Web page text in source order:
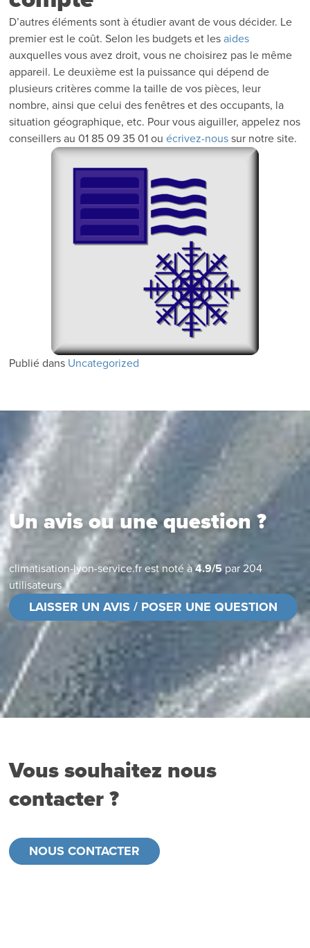
D’autres éléments sont à étudier avant de vous décider. Le
premier est le coût. Selon les budgets et lesaides
auxquelles vous avez droit, vous ne choisirez pas le même
appareil. Le deuxième est la puissance qui dépend de
plusieurs critères comme la taille de vos pièces, leur
nombre, ainsi que celui des fenêtres et des occupants, la
situation géographique, etc. Pour vous aiguiller, appelez nos
conseillers au 01 85 09 35 01 ouécrivez-nous sur notre site.
Publié dans Uncategorized
Un avis ou une question ?
climatisation-lyon-service.fr est noté à4.9/5 par 204
utilisateurs
LAISSER UN AVIS / POSER UNE QUESTION
Vous souhaitez nous
contacter ?
NOUS CONTACTER